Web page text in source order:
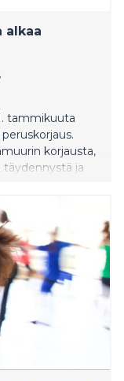
alkaa
tammikuuta
korjausta,
täydennystä ja